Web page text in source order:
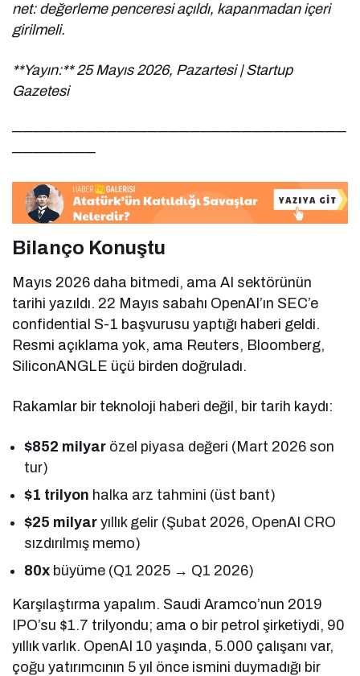
net: değerleme penceresi açıldı, kapanmadan içeri
girilmeli.
**Yayın:** 25 Mayıs 2026, Pazartesi | Startup
Gazetesi
────────────────────────────────
────────
Bilanço Konuştu
Mayıs 2026 daha bitmedi, ama AI sektörünün
tarihi yazıldı. 22 Mayıs sabahı OpenAI’ın SEC’e
confidential S-1 başvurusu yaptığı haberi geldi.
Resmi açıklama yok, ama Reuters, Bloomberg,
SiliconANGLE üçü birden doğruladı.
Rakamlar bir teknoloji haberi değil, bir tarih kaydı:
$852 milyar özel piyasa değeri (Mart 2026 son
tur)
$1 trilyon halka arz tahmini (üst bant)
$25 milyar yıllık gelir (Şubat 2026, OpenAI CRO
sızdırılmış memo)
80x büyüme (Q1 2025 → Q1 2026)
Karşılaştırma yapalım. Saudi Aramco’nun 2019
IPO’su $1.7 trilyondu; ama o bir petrol şirketiydi, 90
yıllık varlık. OpenAI 10 yaşında, 5.000 çalışanı var,
çoğu yatırımcının 5 yıl önce ismini duymadığı bir